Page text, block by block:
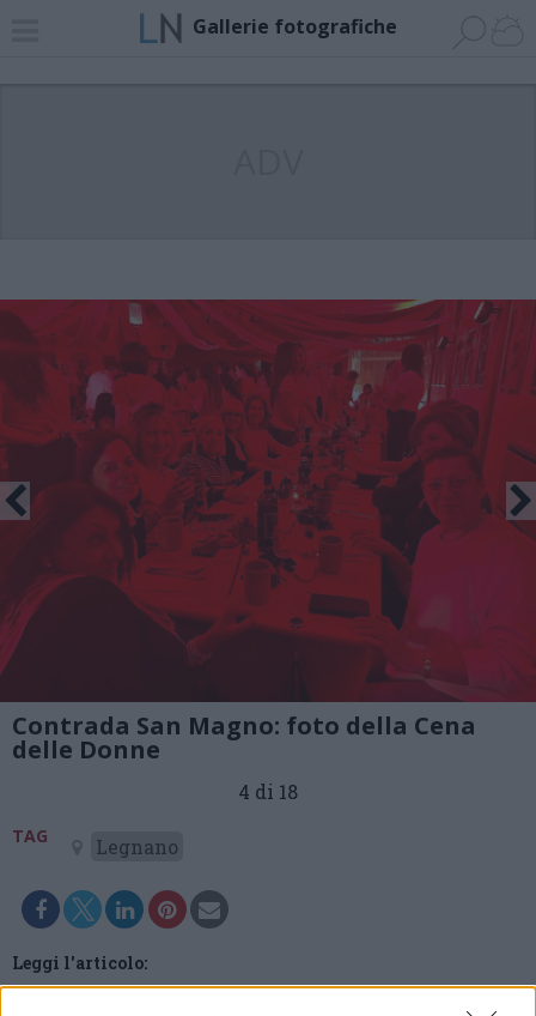
Gallerie fotografiche
Contrada San Magno: foto della Cena
delle Donne
4 di 18
TAG Legnano
Leggi l'articolo:
Contrada San Magno: la Cena delle Donne tra racconti e